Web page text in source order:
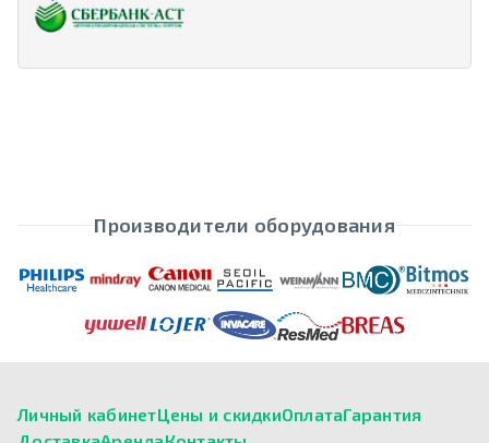
Производители оборудования
Личный кабинетЦены и скидкиОплатаГарантия